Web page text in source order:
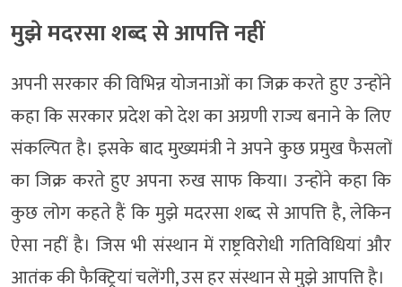
मुझे मदरसा शब्द से आपत्ति नहीं
अपनी सरकार की विभिन्न योजनाओं का जिक्र करते हुए उन्होंने
कहा कि सरकार प्रदेश को देश का अग्रणी राज्य बनाने के लिए
संकल्पित है। इसके बाद मुख्यमंत्री ने अपने कुछ प्रमुख फैसलों
का जिक्र करते हुए अपना रुख साफ किया। उन्होंने कहा कि
कुछ लोग कहते हैं कि मुझे मदरसा शब्द से आपत्ति है, लेकिन
ऐसा नहीं है। जिस भी संस्थान में राष्ट्रविरोधी गतिविधियां और
आतंक की फैक्ट्रियां चलेंगी, उस हर संस्थान से मुझे आपत्ति है।